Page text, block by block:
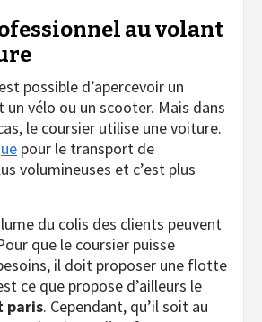
au volant
possible d’apercevoir un
vélo ou un scooter. Mais dans
le coursier utilise une voiture.
pour le transport de
volumineuses et c’est plus
du colis des clients peuvent
que le coursier puisse
il doit proposer une flotte
ce que propose d’ailleurs le
paris. Cependant, qu’il soit au